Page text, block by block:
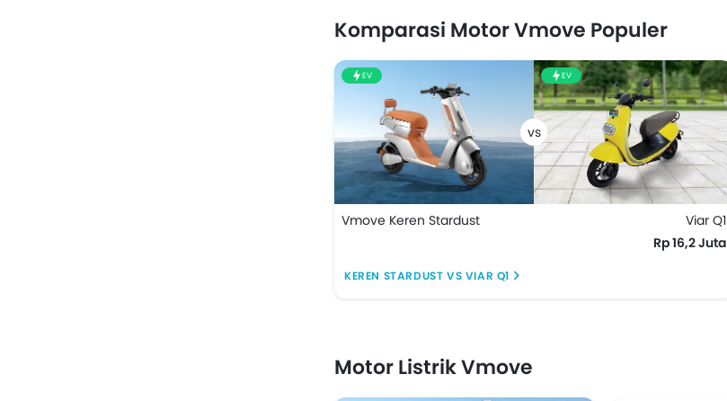
Komparasi Motor Vmove Populer
EV
Vmove Keren Stardust
EV
Viar Q1
Rp 16,2 Juta
KEREN STARDUST VS VIAR Q1
Motor Listrik Vmove